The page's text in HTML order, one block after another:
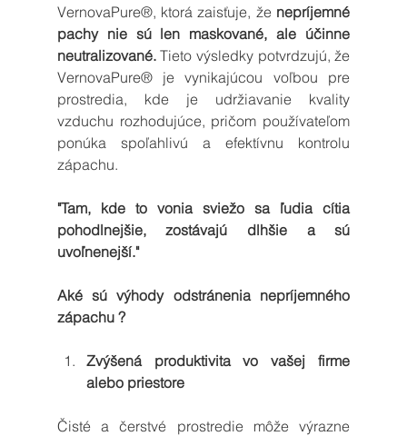
VernovaPure®, ktorá zaisťuje, že nepríjemné
pachy nie sú len maskované, ale účinne
neutralizované. Tieto výsledky potvrdzujú, že
VernovaPure® je vynikajúcou voľbou pre
prostredia, kde je udržiavanie kvality
vzduchu rozhodujúce, pričom používateľom
ponúka spoľahlivú a efektívnu kontrolu
zápachu.
"Tam, kde to vonia sviežo sa ľudia cítia
pohodlnejšie, zostávajú dlhšie a sú
uvoľnenejší."
Aké sú výhody odstránenia nepríjemného
zápachu ?
Zvýšená produktivita vo vašej firme
alebo priestore
Čisté a čerstvé prostredie môže výrazne